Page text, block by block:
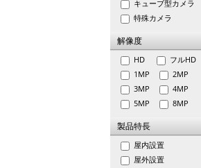
キューブ型カメラ
特殊カメラ
解像度
HD
フルHD
1MP
2MP
3MP
4MP
5MP
8MP
製品特長
屋内設置
屋外設置